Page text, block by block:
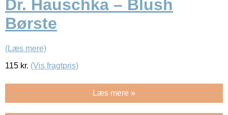
Dr. Hauschka – Blush
Børste
(Læs mere)
115 kr. (Vis fragtpris)
Læs mere »